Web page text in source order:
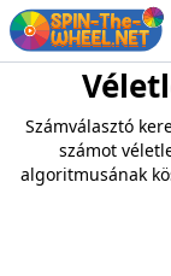
Kerekek
Számválasztó
számot
algoritmusának